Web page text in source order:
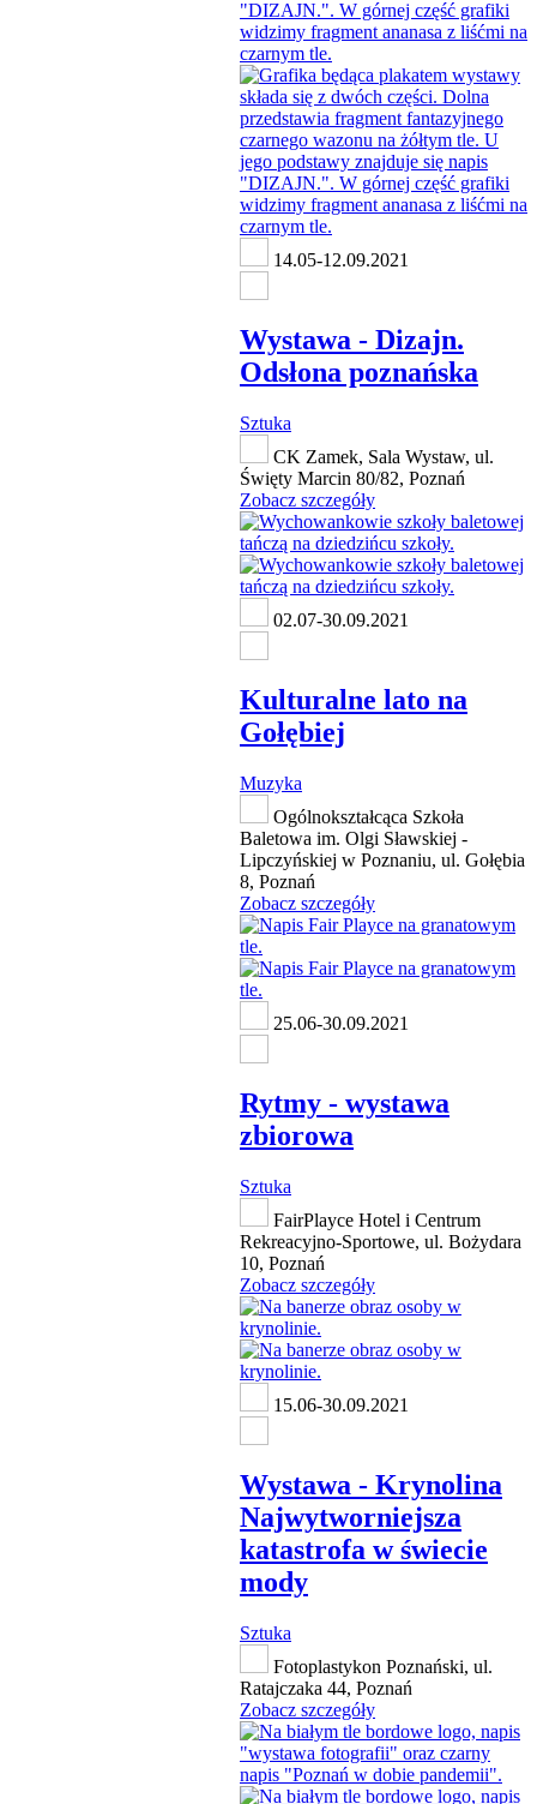
14.05-12.09.2021
Wystawa - Dizajn.
Odsłona poznańska
Sztuka
CK Zamek, Sala Wystaw, ul.
Święty Marcin 80/82, Poznań
Zobacz szczegóły
02.07-30.09.2021
Kulturalne lato na
Gołębiej
Muzyka
Ogólnokształcąca Szkoła
Baletowa im. Olgi Sławskiej -
Lipczyńskiej w Poznaniu, ul. Gołębia
8, Poznań
Zobacz szczegóły
25.06-30.09.2021
Rytmy - wystawa
zbiorowa
Sztuka
FairPlayce Hotel i Centrum
Rekreacyjno-Sportowe, ul. Bożydara
10, Poznań
Zobacz szczegóły
15.06-30.09.2021
Wystawa - Krynolina
Najwytworniejsza
katastrofa w świecie
mody
Sztuka
Fotoplastykon Poznański, ul.
Ratajczaka 44, Poznań
Zobacz szczegóły